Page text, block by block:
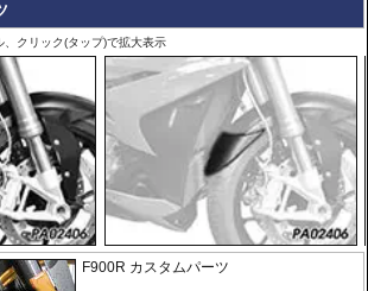
、クリック(タップ)で拡大表示
F900R カスタムパーツ